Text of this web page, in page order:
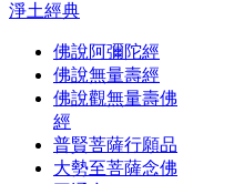
淨土經典
佛說阿彌陀經
佛說無量壽經
佛說觀無量壽佛
經
普賢菩薩行願品
大勢至菩薩念佛